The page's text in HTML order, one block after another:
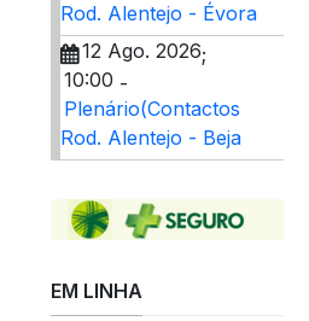
Rod. Alentejo - Évora
12 Ago. 2026;
10:00 -
Plenário(Contactos
Rod. Alentejo - Beja
EM LINHA